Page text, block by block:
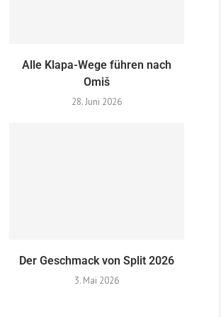
Alle Klapa-Wege führen nach
Omiš
28. Juni 2026
Der Geschmack von Split 2026
3. Mai 2026